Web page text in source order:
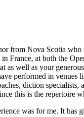
from Nova Scotia
at both the
well as your
performed in
diction
this is the repertoire
was for me. It has